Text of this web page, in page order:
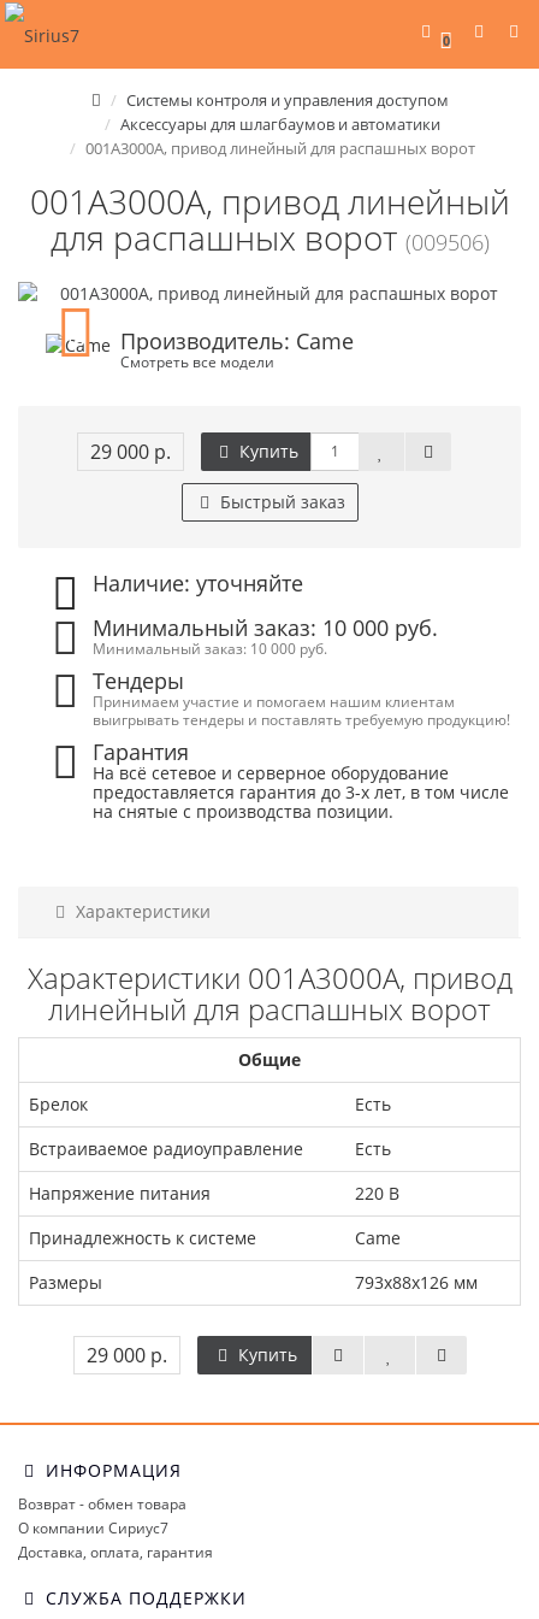
0
Системы контроля и управления доступом
Аксессуары для шлагбаумов и автоматики
001A3000A, привод линейный для распашных ворот
001A3000A, привод линейный
для распашных ворот (009506)
Производитель: Came
Смотреть все модели
29 000 р. Купить
Быстрый заказ
Наличие: уточняйте
Минимальный заказ: 10 000 руб.
Минимальный заказ: 10 000 руб.
Тендеры
Принимаем участие и помогаем нашим клиентам
выигрывать тендеры и поставлять требуемую продукцию!
Гарантия
На всё сетевое и серверное оборудование
предоставляется гарантия до 3-х лет, в том числе
на снятые с производства позиции.
Характеристики
Характеристики 001A3000A, привод
линейный для распашных ворот
Общие
Брелок
Есть
Встраиваемое радиоуправление
Есть
Напряжение питания
220 В
Принадлежность к системе
Came
Размеры
793х88х126 мм
29 000 р. Купить
ИНФОРМАЦИЯ
Возврат - обмен товара
О компании Сириус7
Доставка, оплата, гарантия
СЛУЖБА ПОДДЕРЖКИ